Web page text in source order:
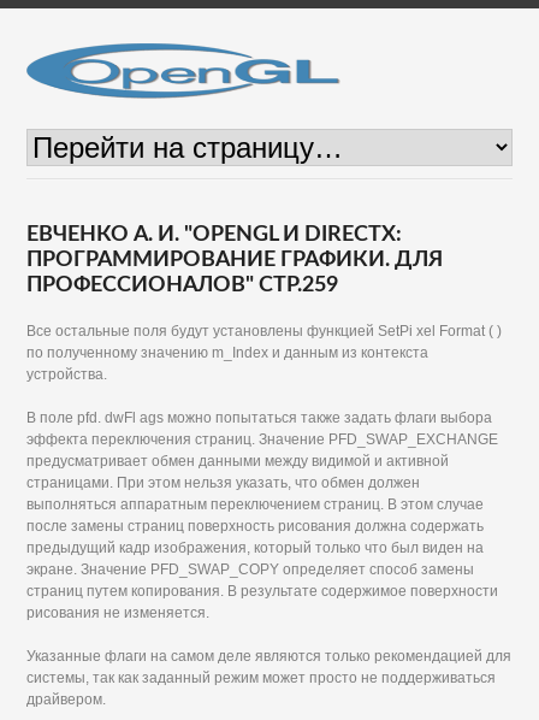
ЕВЧЕНКО А. И. "OPENGL И DIRECTX:
ПРОГРАММИРОВАНИЕ ГРАФИКИ. ДЛЯ
ПРОФЕССИОНАЛОВ" СТР.259
Все остальные поля будут установлены функцией SetPi xel Format ( )
по полученному значению m_Index и данным из контекста
устройства.
В поле pfd. dwFl ags можно попытаться также задать флаги выбора
эффекта переключения страниц. Значение PFD_SWAP_EXCHANGE
предусматривает обмен данными между видимой и активной
страницами. При этом нельзя указать, что обмен должен
выполняться аппаратным переключением страниц. В этом случае
после замены страниц поверхность рисования должна содержать
предыдущий кадр изображения, который только что был виден на
экране. Значение PFD_SWAP_COPY определяет способ замены
страниц путем копирования. В результате содержимое поверхности
рисования не изменяется.
Указанные флаги на самом деле являются только рекомендацией для
системы, так как заданный режим может просто не поддерживаться
драйвером.